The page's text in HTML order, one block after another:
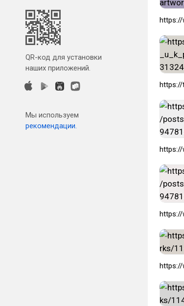
QR-код для установки
наших приложений.
Мы используем
рекомендации.
https://
https://
https://
https://
https://